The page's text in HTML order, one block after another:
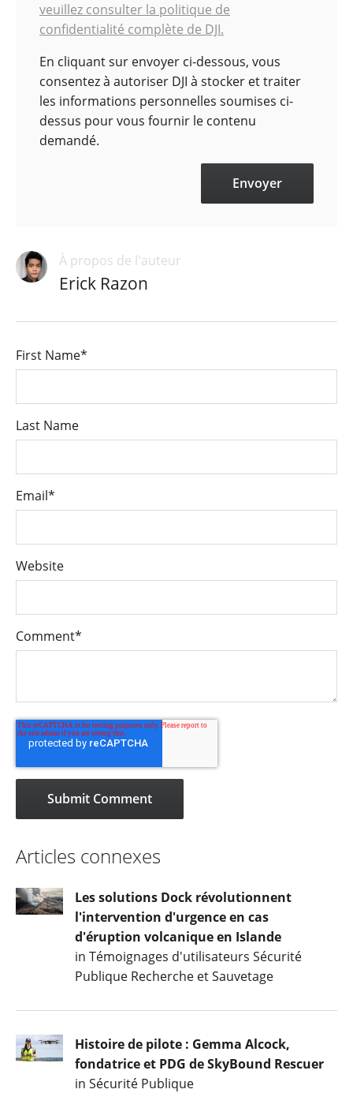
veuillez consulter la politique de
confidentialité complète de DJI.
En cliquant sur envoyer ci-dessous, vous
consentez à autoriser DJI à stocker et traiter
les informations personnelles soumises ci-
dessus pour vous fournir le contenu
demandé.
À propos de l'auteur
Erick Razon
First Name*
Last Name
Email*
Website
Comment*
Articles connexes
Les solutions Dock révolutionnent
l'intervention d'urgence en cas
d'éruption volcanique en Islande
in Témoignages d'utilisateurs Sécurité
Publique Recherche et Sauvetage
Histoire de pilote : Gemma Alcock,
fondatrice et PDG de SkyBound Rescuer
in Sécurité Publique